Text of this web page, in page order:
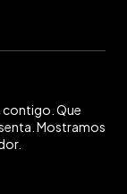
contigo. Que
Mostramos